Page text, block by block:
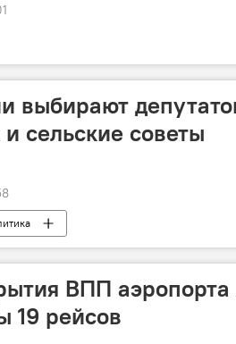
выбирают
и сельские советы
ВПП
19 рейсов